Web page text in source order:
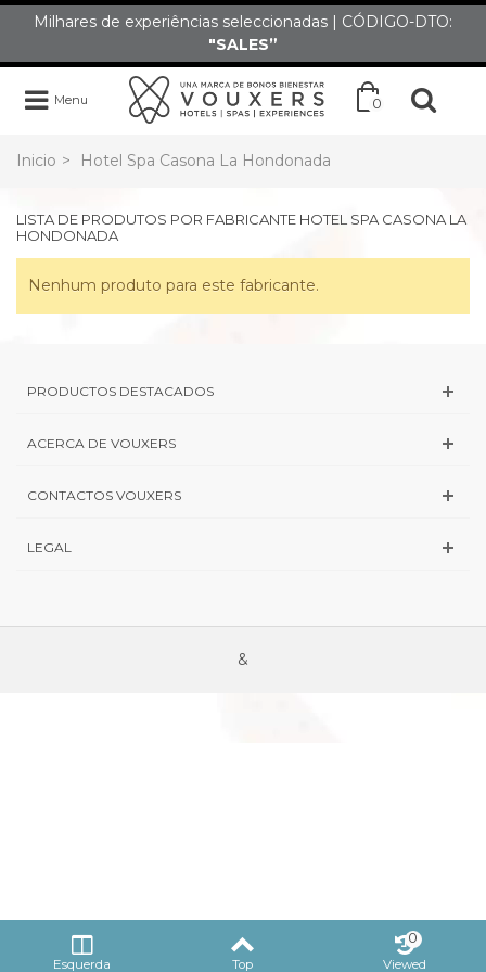
Milhares de experiências seleccionadas | CÓDIGO-DTO:
"SALES”
Menu 0
Inicio > Hotel Spa Casona La Hondonada
LISTA DE PRODUTOS POR FABRICANTE HOTEL SPA CASONA LA
HONDONADA
Nenhum produto para este fabricante.
PRODUCTOS DESTACADOS
ACERCA DE VOUXERS
CONTACTOS VOUXERS
LEGAL
&
Esquerda Top Viewed
0